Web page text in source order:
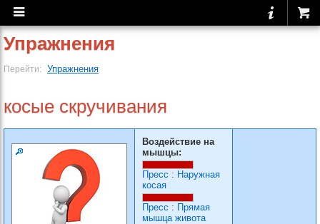
Упражнения
Перейти: Упражнения
косые скручивания
Воздействие на
мышцы:
Пресс : Наружная
косая
Пресс : Прямая
мышца живота